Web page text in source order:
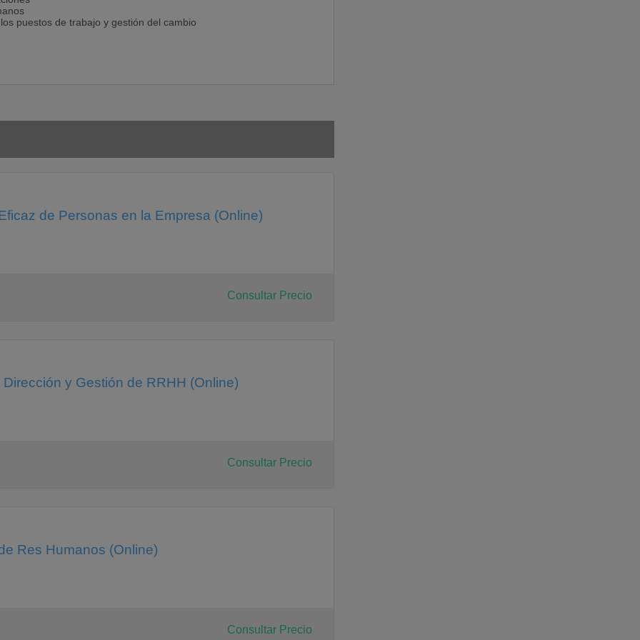
puestos de trabajo y gestión del cambio
puestos de trabajo y gestión del cambio
de Personas en la Empresa (Online)
Consultar Precio
y Gestión de RRHH (Online)
Consultar Precio
Res Humanos (Online)
Consultar Precio